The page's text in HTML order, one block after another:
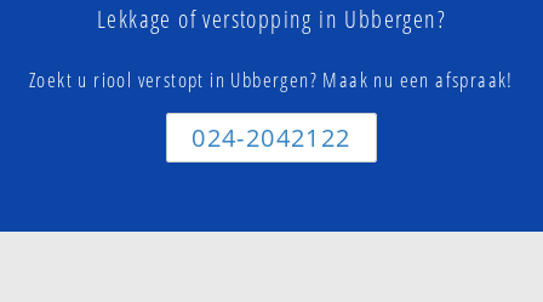
Lekkage of verstopping in Ubbergen?
Zoekt u riool verstopt in Ubbergen? Maak nu een afspraak!
024-2042122